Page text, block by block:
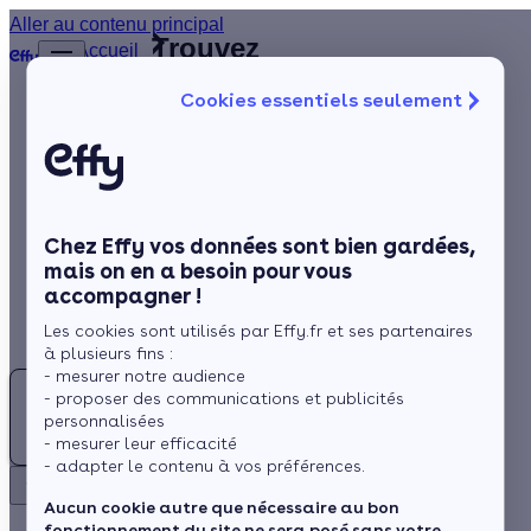
Cookies essentiels seulement
Chez Effy vos données sont bien gardées,
mais on en a besoin pour vous
accompagner !
Les cookies sont utilisés par Effy.fr et ses partenaires
à plusieurs fins :
- mesurer notre audience
- proposer des communications et publicités
personnalisées
- mesurer leur efficacité
- adapter le contenu à vos préférences.
Aucun cookie autre que nécessaire au bon
Aller au contenu principal
Chauffage
Rénovation globale
Aides et Primes
Actualités
Espace Client
Accueil
du fil
d’Ariane
Loiret
Trouvez
meilleur
(45)
Rechercher
Besoin d'un Installateur de fenêtres au Loiret (45) ?